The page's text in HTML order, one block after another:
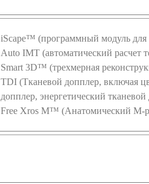
iScape™ (программный модуль
Auto IMT (автоматический расчет
Smart 3D™ (трехмерная
TDI (Тканевой допплер, включая
допплер, энергетический
Free Xros M™ (Анатомический М-